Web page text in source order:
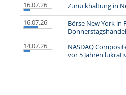
16.07.26
Zurückhaltung in
16.07.26
Börse New York in
14.07.26
NASDAQ
vor 5 Jahren